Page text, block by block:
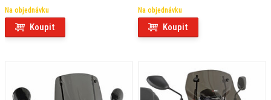
Na objednávku
Koupit
Na objednávku
Koupit